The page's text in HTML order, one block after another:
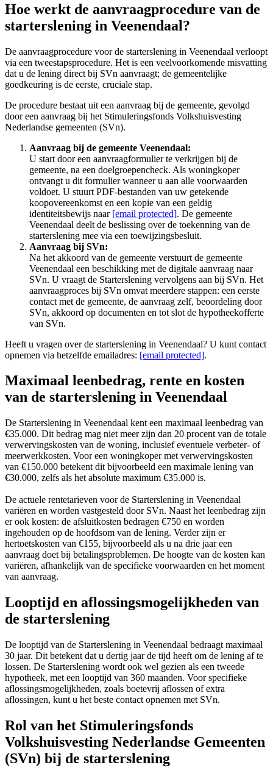
Hoe werkt de aanvraagprocedure van de
starterslening in Veenendaal?
De aanvraagprocedure voor de starterslening in Veenendaal verloopt
via een tweestapsprocedure. Het is een veelvoorkomende misvatting
dat u de lening direct bij SVn aanvraagt; de gemeentelijke
goedkeuring is de eerste, cruciale stap.
De procedure bestaat uit een aanvraag bij de gemeente, gevolgd
door een aanvraag bij het Stimuleringsfonds Volkshuisvesting
Nederlandse gemeenten (SVn).
Aanvraag bij de gemeente Veenendaal:
U start door een aanvraagformulier te verkrijgen bij de
gemeente, na een doelgroepencheck. Als woningkoper
ontvangt u dit formulier wanneer u aan alle voorwaarden
voldoet. U stuurt PDF-bestanden van uw getekende
koopovereenkomst en een kopie van een geldig
identiteitsbewijs naar [email protected]. De gemeente
Veenendaal deelt de beslissing over de toekenning van de
starterslening mee via een toewijzingsbesluit.
Aanvraag bij SVn:
Na het akkoord van de gemeente verstuurt de gemeente
Veenendaal een beschikking met de digitale aanvraag naar
SVn. U vraagt de Starterslening vervolgens aan bij SVn. Het
aanvraagproces bij SVn omvat meerdere stappen: een eerste
contact met de gemeente, de aanvraag zelf, beoordeling door
SVn, akkoord op documenten en tot slot de hypotheekofferte
van SVn.
Heeft u vragen over de starterslening in Veenendaal? U kunt contact
opnemen via hetzelfde emailadres: [email protected].
Maximaal leenbedrag, rente en kosten
van de starterslening in Veenendaal
De Starterslening in Veenendaal kent een maximaal leenbedrag van
€35.000. Dit bedrag mag niet meer zijn dan 20 procent van de totale
verwervingskosten van de woning, inclusief eventuele verbeter- of
meerwerkkosten. Voor een woningkoper met verwervingskosten
van €150.000 betekent dit bijvoorbeeld een maximale lening van
€30.000, zelfs als het absolute maximum €35.000 is.
De actuele rentetarieven voor de Starterslening in Veenendaal
variëren en worden vastgesteld door SVn. Naast het leenbedrag zijn
er ook kosten: de afsluitkosten bedragen €750 en worden
ingehouden op de hoofdsom van de lening. Verder zijn er
hertoetskosten van €155, bijvoorbeeld als u na drie jaar een
aanvraag doet bij betalingsproblemen. De hoogte van de kosten kan
variëren, afhankelijk van de specifieke voorwaarden en het moment
van aanvraag.
Looptijd en aflossingsmogelijkheden van
de starterslening
De looptijd van de Starterslening in Veenendaal bedraagt maximaal
30 jaar. Dit betekent dat u dertig jaar de tijd heeft om de lening af te
lossen. De Starterslening wordt ook wel gezien als een tweede
hypotheek, met een looptijd van 360 maanden. Voor specifieke
aflossingsmogelijkheden, zoals boetevrij aflossen of extra
aflossingen, kunt u het beste contact opnemen met SVn.
Rol van het Stimuleringsfonds
Volkshuisvesting Nederlandse Gemeenten
(SVn) bij de starterslening